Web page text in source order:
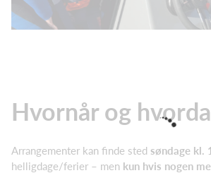
Hvornår og
Arrangementer kan finde sted søndage kl.
helligdage/ferier – men kun hvis nogen